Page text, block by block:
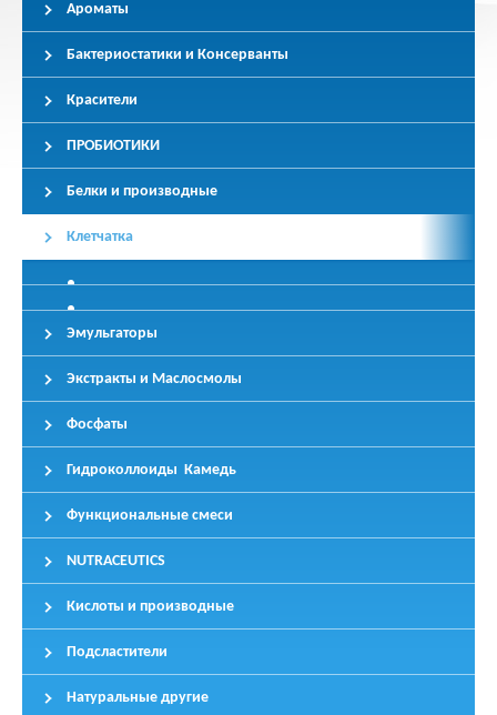
Ароматы
Бактериостатики и Консерванты
Красители
ПРОБИОТИКИ
Белки и производные
Клетчатка
Эмульгаторы
Экстракты и Маслосмолы
Фосфаты
Гидроколлоиды Камедь
Функциональные смеси
NUTRACEUTICS
Кислоты и производные
Подсластители
Натуральные другие